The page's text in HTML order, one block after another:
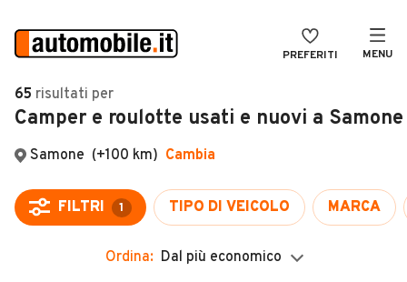
PREFERITI MENU
Auto
Auto usate
Auto Km 0
Auto Nuove
Noleggio a lungo termine
VENDI
MAGAZINE
ACCEDI
65 risultati per
Camper e roulotte usati e nuovi a Samone
Ordina: Dal più economico